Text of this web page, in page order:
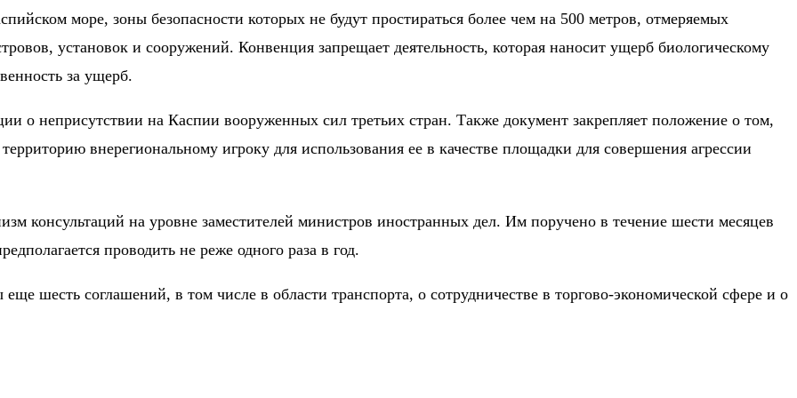
море, зоны безопасности которых не будут простираться более чем на 500 метров, отмеряемых
установок и сооружений. Конвенция запрещает деятельность, которая наносит ущерб биологическому
за ущерб.
о неприсутствии на Каспии вооруженных сил третьих стран. Также документ закрепляет положение о том,
внерегиональному игроку для использования ее в качестве площадки для совершения агрессии
консультаций на уровне заместителей министров иностранных дел. Им поручено в течение шести месяцев
проводить не реже одного раза в год.
шесть соглашений, в том числе в области транспорта, о сотрудничестве в торгово-экономической сфере и о